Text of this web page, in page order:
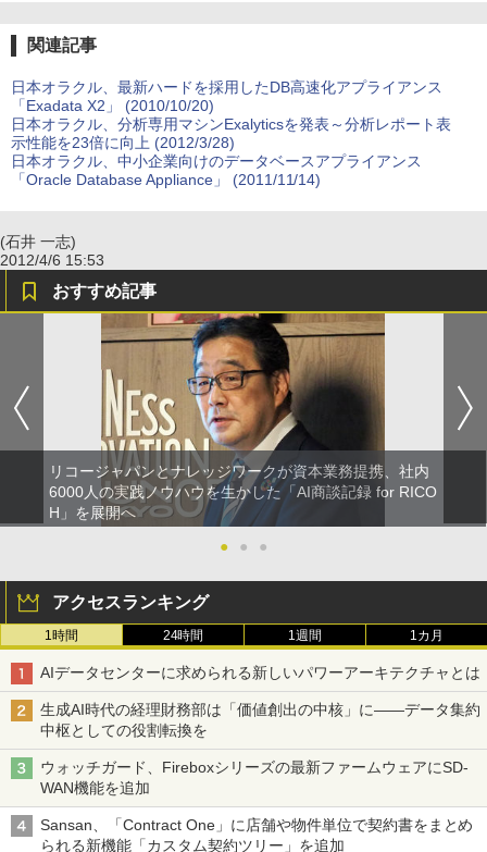
関連記事
日本オラクル、最新ハードを採用したDB高速化アプライアンス
「Exadata X2」 (2010/10/20)
日本オラクル、分析専用マシンExalyticsを発表～分析レポート表
示性能を23倍に向上 (2012/3/28)
日本オラクル、中小企業向けのデータベースアプライアンス
「Oracle Database Appliance」 (2011/11/14)
(石井 一志)
2012/4/6 15:53
おすすめ記事
リコージャパンとナレッジワークが資本業務提携、社内
6000人の実践ノウハウを生かした「AI商談記録 for RICO
H」を展開へ
●
● ●
アクセスランキング
1時間 24時間 1週間 1カ月
AIデータセンターに求められる新しいパワーアーキテクチャとは
生成AI時代の経理財務部は「価値創出の中核」に――データ集約
中枢としての役割転換を
ウォッチガード、Fireboxシリーズの最新ファームウェアにSD-
WAN機能を追加
Sansan、「Contract One」に店舗や物件単位で契約書をまとめ
られる新機能「カスタム契約ツリー」を追加